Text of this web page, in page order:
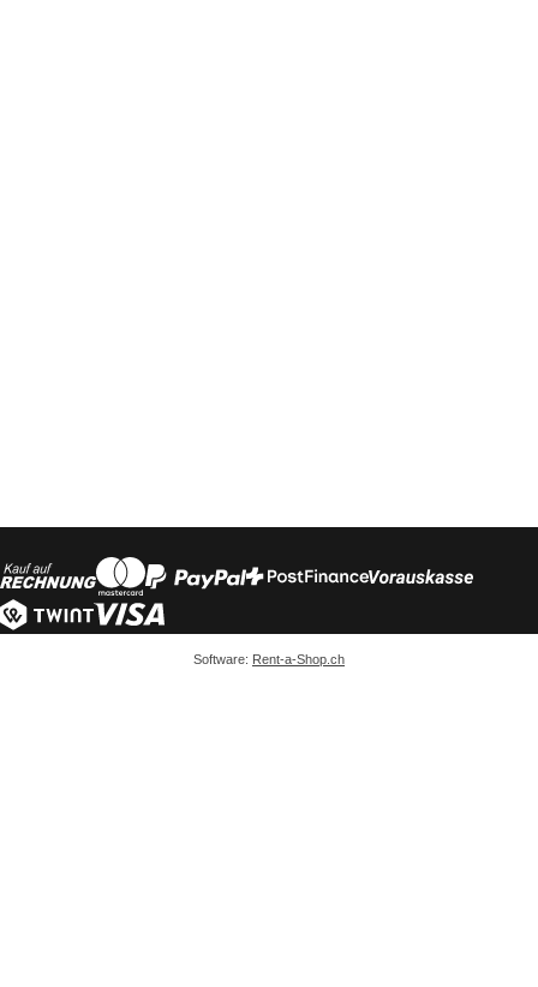
Software: Rent-a-Shop.ch